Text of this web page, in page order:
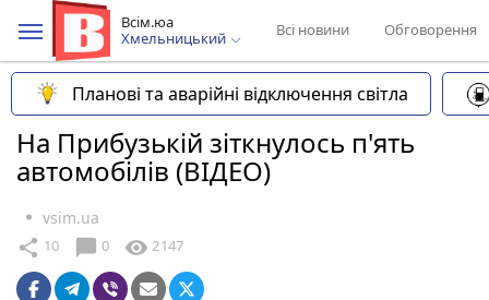
Всім.юа
Хмельницький
Всі новини Обговорення
Планові та аварійні відключення світла
На Прибузькій зіткнулось п'ять
автомобілів (ВІДЕО)
vsim.ua
share 10 chat_bubble 0 visibility 2147